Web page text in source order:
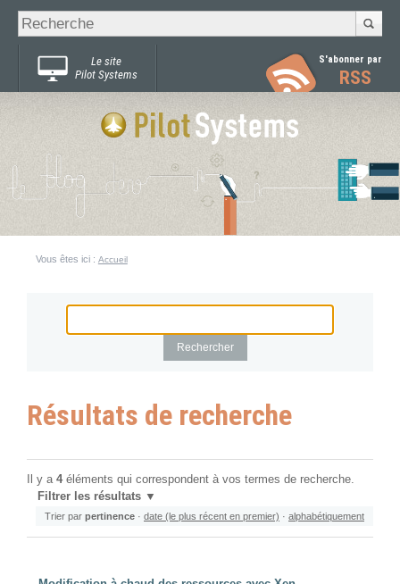
Chercher par
Recherche
avancée…
Le site
Pilot Systems
S'abonner par
RSS
Vous êtes ici : Accueil
Résultats de recherche
Il y a 4éléments qui correspondent à vos termes de recherche.
Filtrer les résultats
Trier par pertinence · date (le plus récent en premier) · alphabétiquement